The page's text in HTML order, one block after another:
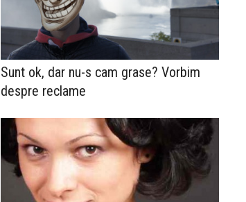
Sunt ok, dar nu-s cam grase? Vorbim
despre reclame